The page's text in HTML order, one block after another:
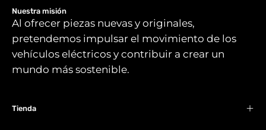
Nuestra misión
Al ofrecer piezas nuevas y originales,
pretendemos impulsar el movimiento de los
vehículos eléctricos y contribuir a crear un
mundo más sostenible.
Tienda